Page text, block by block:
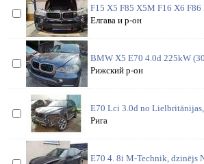
F15 X5 F85 X5M F16 X6 F86
Елгава и р-он
BMW X5 E70 4.0d 225kW
Рижский р-он
E70 Lci 3.0d no Lielbritānijas,
Рига
E70 4. 8i M-Technik, dzinējs